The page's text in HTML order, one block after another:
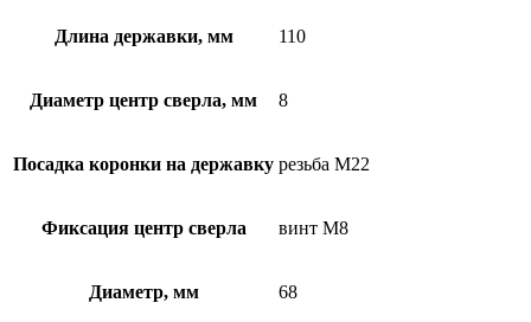
Длина державки, мм 110
Диаметр центр сверла, мм 8
Посадка коронки на державку резьба М22
Фиксация центр сверла винт М8
Диаметр, мм 68